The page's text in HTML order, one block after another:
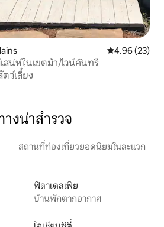
คะแนนเฉลี่ย
4.96 (23)
น่ห์ในเขตม้า/ไวน์คันทรี
ตว์เลี้ยง
งน่าสำรวจ
สถานที่ท่องเที่ยวยอดนิยมในละแวก
ฟิลาเดลเฟีย
บ้านพักตากอากาศ